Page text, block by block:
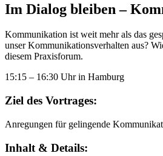
Im Dialog bleiben –
Kommunikation ist weit mehr als das
unser Kommunikationsverhalten aus?
diesem Praxisforum.
15:15 – 16:30 Uhr in Hamburg
Ziel des Vortrages:
Anregungen für gelingende
Inhalt & Details: